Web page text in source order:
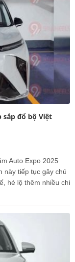
sắp đổ bộ Việt
Auto Expo 2025
này tiếp tục gây chú
hé lộ thêm nhiều chi